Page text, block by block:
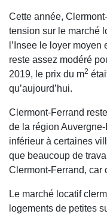
Cette année,
tension sur le marché
l’Insee le loyer
reste assez modéré
2019, le prix du m2
qu’aujourd’hui.
Clermont-Ferrand
de la région
inférieur à certaines
que beaucoup de
Clermont-Ferrand, car
Le marché locatif
logements de petites